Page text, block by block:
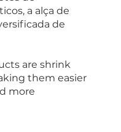
a alça de
de
are shrink
them easier
more